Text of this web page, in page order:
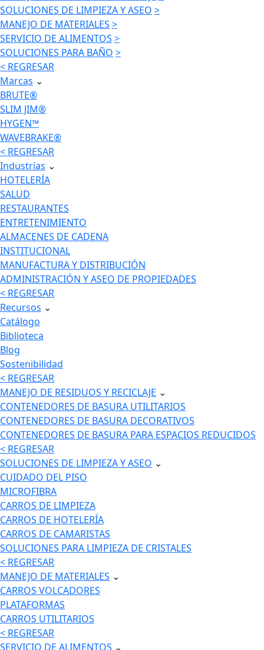
SOLUCIONES DE LIMPIEZA Y ASEO >
MANEJO DE MATERIALES >
SERVICIO DE ALIMENTOS >
SOLUCIONES PARA BAÑO >
< REGRESAR
Marcas ⌄
BRUTE®
SLIM JIM®
HYGEN™
WAVEBRAKE®
< REGRESAR
Industrias ⌄
HOTELERÍA
SALUD
RESTAURANTES
ENTRETENIMIENTO
ALMACENES DE CADENA
INSTITUCIONAL
MANUFACTURA Y DISTRIBUCIÓN
ADMINISTRACIÓN Y ASEO DE PROPIEDADES
< REGRESAR
Recursos ⌄
Catálogo
Biblioteca
Blog
Sostenibilidad
< REGRESAR
MANEJO DE RESIDUOS Y RECICLAJE ⌄
CONTENEDORES DE BASURA UTILITARIOS
CONTENEDORES DE BASURA DECORATIVOS
CONTENEDORES DE BASURA PARA ESPACIOS REDUCIDOS
< REGRESAR
SOLUCIONES DE LIMPIEZA Y ASEO ⌄
CUIDADO DEL PISO
MICROFIBRA
CARROS DE LIMPIEZA
CARROS DE HOTELERÍA
CARROS DE CAMARISTAS
SOLUCIONES PARA LIMPIEZA DE CRISTALES
< REGRESAR
MANEJO DE MATERIALES ⌄
CARROS VOLCADORES
PLATAFORMAS
CARROS UTILITARIOS
< REGRESAR
SERVICIO DE ALIMENTOS ⌄